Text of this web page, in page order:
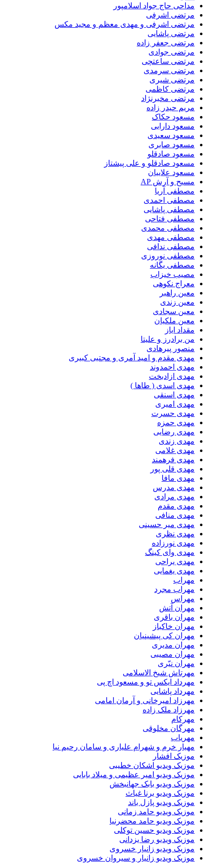
مداحی حاج جواد اسلامپور
مرتضی اشرفی
مرتضی اشرفی و مهدی معظم و مجید مکس
مرتضی پاشایی
مرتضی جعفر زاده
مرتضی جوادی
مرتضی ساعتچی
مرتضی سرمدی
مرتضی شیری
مرتضی کاظمی
مرتضی مخبرنژاد
مریم حیدر زاده
مسعود حکاک
مسعود دارابی
مسعود سعیدی
مسعود صابری
مسعود صادقلو
مسعود صادقلو و علی پیشتاز
مسعود علاییان
مسیح و آرش AP
مصطفی آریا
مصطفی احمدی
مصطفی پاشایی
مصطفی فتاحی
مصطفی محمدی
مصطفی مهدی
مصطفی ندافی
مصطفی نوروزی
مصطفی یگانه
مصیب خیزاب
معراج نکوهی
معین راهبر
معین زندی
معین سجادی
معین ملکیان
مقداد ایاز
من برادرز و علیتا
منصور پیرهادی
مهدى مقدم و امید آمرى و مجتبى کبیرى
مهدی احمدوند
مهدی ازادبخت
مهدی اسدی ( طاها )
مهدی اسنقی
مهدی امیری
مهدی حسرت
مهدی حمزه
مهدی رضایی
مهدی زندی
مهدی غلامی
مهدی فرهمند
مهدی قلی پور
مهدی مافا
مهدی مدرس
مهدی مرادی
مهدی مقدم
مهدی منافی
مهدی میر حسینی
مهدی نظری
مهدی نورزاده
مهدی وای کینگ
مهدی یراحی
مهدی یغمایی
مهراب
مهراب مجرد
مهراس
مهران آتش
مهران باقری
مهران خاکباز
مهران کی پیشینیان
مهران مدیری
مهران مصیبی
مهران نیّری
مهرتاش شیخ الاسلامی
مهرداد ایکس تو و مسعود اچ پی
مهرداد پاشایی
مهرزاد امیرخانی و آرمان امامی
مهرزاد ملک زاده
مهرکام
مهرگان مخلوقی
مهریاب
مهیار خرم و شهرام علیاری و سامان رحیم نیا
موزیک افشار
موزیک ویدیو اشکان خطیبی
موزیک ویدیو امیر عظیمی و میلاد بابایی
موزیک ویدیو بابک جهانبخش
موزیک ویدیو برنا غیاث
موزیک ویدیو پازل باند
موزیک ویدیو حامد زمانی
موزیک ویدیو حامد محضرنیا
موزیک ویدیو حسین توکلی
موزیک ویدیو رضا یزدانی
موزیک ویدیو زانیار خسروی
موزیک ویدیو زانیار و سیروان خسروی